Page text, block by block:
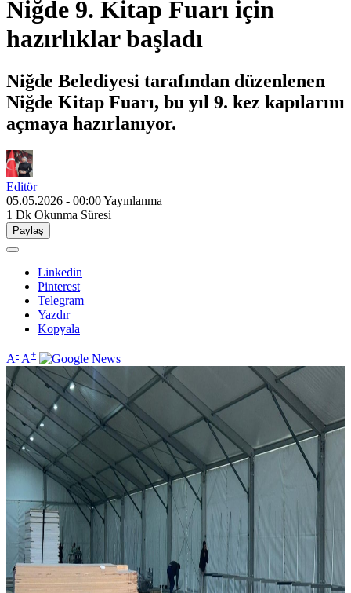
Niğde 9. Kitap Fuarı için
hazırlıklar başladı
Niğde Belediyesi tarafından düzenlenen
Niğde Kitap Fuarı, bu yıl 9. kez kapılarını
açmaya hazırlanıyor.
Editör
05.05.2026 - 00:00Yayınlanma
1 Dk Okunma Süresi
Paylaş
Linkedin
Pinterest
Telegram
Yazdır
Kopyala
A- A+